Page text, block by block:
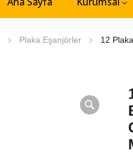
Plaka Eşanjörler
12